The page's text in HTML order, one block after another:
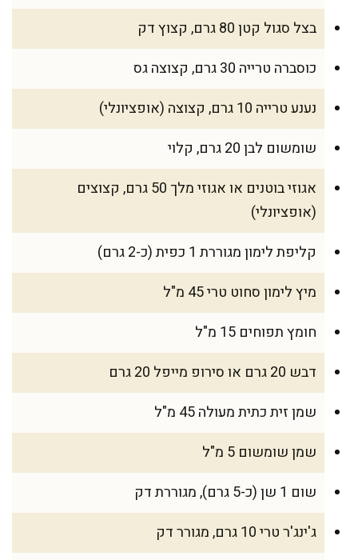
בצל סגול קטן 80 גרם, קצוץ דק
כוסברה טרייה 30 גרם, קצוצה גס
נענע טרייה 10 גרם, קצוצה (אופציונלי)
שומשום לבן 20 גרם, קלוי
אגוזי בוטנים או אגוזי מלך 50 גרם, קצוצים
(אופציונלי)
קליפת לימון מגוררת 1 כפית (כ-2 גרם)
מיץ לימון סחוט טרי 45 מ"ל
חומץ תפוחים 15 מ"ל
דבש 20 גרם או סירופ מייפל 20 גרם
שמן זית כתית מעולה 45 מ"ל
שמן שומשום 5 מ"ל
שום 1 שן (כ-5 גרם), מגוררת דק
ג'ינג'ר טרי 10 גרם, מגורר דק